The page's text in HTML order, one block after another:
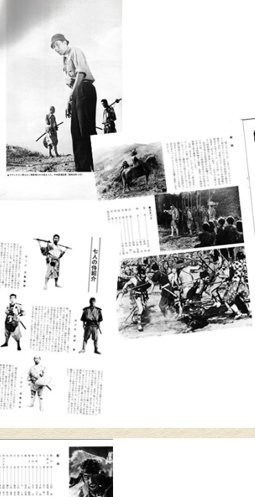
介護リフォーム・バリアフリ
ーリフォーム